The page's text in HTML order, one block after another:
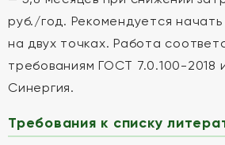
руб./год. Рекомендуется начать
на двух точках. Работа
требованиям ГОСТ 7.0.100-2018
Синергия.
Требования к списку